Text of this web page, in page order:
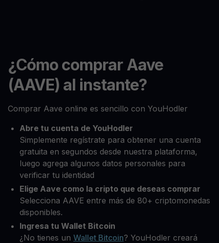
¿Cómo comprar Aave
(AAVE) al instante?
Comprar Aave online es sencillo con YouHodler
Abre tu cuenta de YouHodler
Simplemente regístrate para obtener una cuenta
gratuita en segundos desde nuestra plataforma,
luego agrega algunos datos personales para
verificar tu identidad
Elige Aave como la cripto que deseas comprar
Selecciona AAVE entre más de 80+ criptomonedas
disponibles.
Ingresa tu Wallet Bitcoin
¿No tienes un Wallet Bitcoin? YouHodler creará